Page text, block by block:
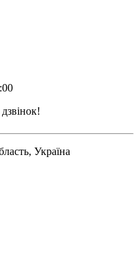
Україна